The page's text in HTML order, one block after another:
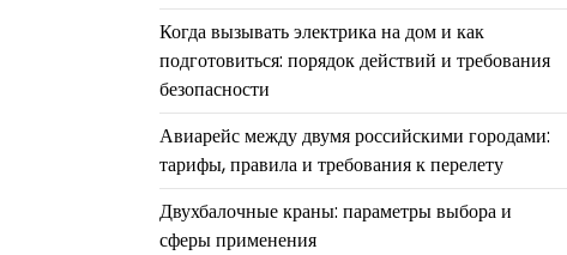
Когда вызывать электрика на дом и как
подготовиться: порядок действий и требования
безопасности
Авиарейс между двумя российскими городами:
тарифы, правила и требования к перелету
Двухбалочные краны: параметры выбора и
сферы применения